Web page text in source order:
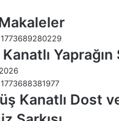
e
e
Yaprağın
Kanatlı Dost